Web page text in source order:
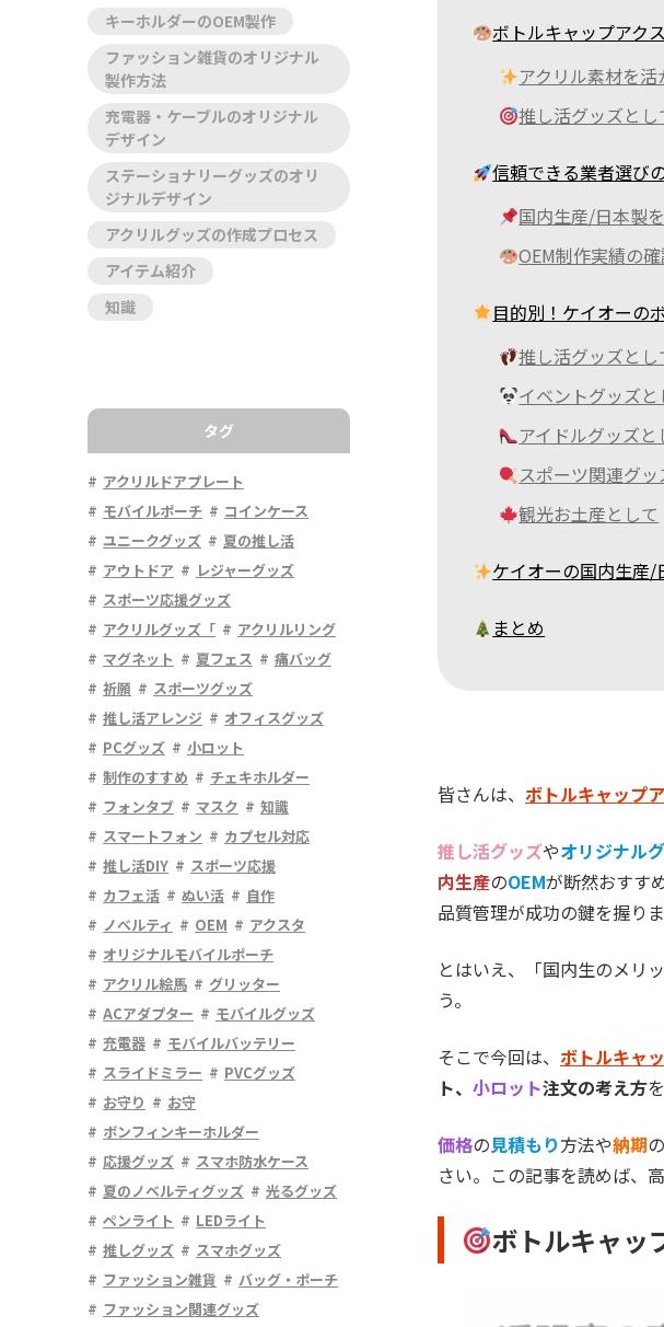
ボトルキャップアク
アクリル素材を
推し活グッズと
信頼できる業者選び
国内生産/日本製
OEM制作実績の
目的別！ケイオーの
推し活グッズとし
イベントグッズと
アイドルグッズと
スポーツ関連グッ
観光お土産として
ケイオーの国内生産/
まとめ
皆さんは、 ボトルキャップ
推し活グッズやオリジナル
内生産のOEMが断然おすす
品質管理が成功の鍵を握りま
とはいえ、「国内生のメリ
う。
そこで今回は、 ボトルキャ
ト、 小ロット注文の考え方
価格の見積もり方法や納期
さい。この記事を読めば、
ボトルキャッ
キーホルダーのOEM製作
ファッション雑貨のオリジナル
製作方法
充電器・ケーブルのオリジナル
デザイン
ステーショナリーグッズのオリ
ジナルデザイン
アクリルグッズの作成プロセス
アイテム紹介
知識
タグ
アクリルドアプレート
モバイルポーチ
コインケース
ユニークグッズ
夏の推し活
アウトドア
レジャーグッズ
スポーツ応援グッズ
アクリルグッズ「
アクリルリング
マグネット
夏フェス
痛バッグ
祈願
スポーツグッズ
推し活アレンジ
オフィスグッズ
PCグッズ
小ロット
制作のすすめ
チェキホルダー
フォンタブ
マスク
知識
スマートフォン
カプセル対応
推し活DIY
スポーツ応援
カフェ活
ぬい活
自作
ノベルティ
OEM
アクスタ
オリジナルモバイルポーチ
アクリル絵馬
グリッター
ACアダプター
モバイルグッズ
充電器
モバイルバッテリー
スライドミラー
PVCグッズ
お守り
お守
ボンフィンキーホルダー
応援グッズ
スマホ防水ケース
夏のノベルティグッズ
光るグッズ
ペンライト
LEDライト
推しグッズ
スマホグッズ
ファッション雑貨
バッグ・ポーチ
ファッション関連グッズ